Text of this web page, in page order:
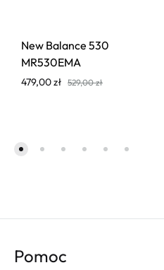
New Balance 530
MR530EMA
479,00zł 529,00zł
Pomoc